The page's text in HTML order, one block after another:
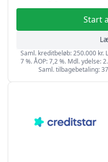
Start
Saml. kreditbeløb: 250.000 kr.
7 %. ÅOP: 7,2 %. Mdl. ydelse:
Saml. tilbagebetaling: